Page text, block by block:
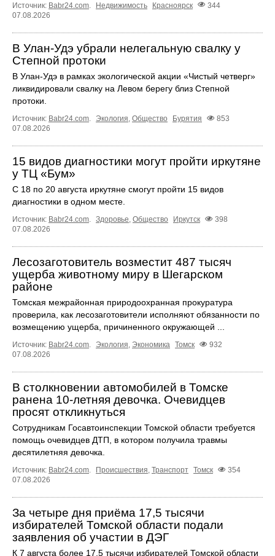
Источник: Babr24.com Недвижимость Красноярск
344
07.08.2026
В Улан-Удэ убрали нелегальную свалку у
Степной протоки
В Улан-Удэ в рамках экологической акции «Чистый четверг»
ликвидировали свалку на Левом берегу близ Степной
протоки.
Источник: Babr24.com Экология Общество Бурятия
853
07.08.2026
15 видов диагностики могут пройти иркутяне
у ТЦ «Бум»
С 18 по 20 августа иркутяне смогут пройти 15 видов
диагностики в одном месте.
Источник: Babr24.com Здоровье Общество Иркутск
398
07.08.2026
Лесозаготовитель возместит 487 тысяч
ущерба животному миру в Шегарском
районе
Томская межрайонная природоохранная прокуратура
проверила, как лесозаготовители исполняют обязанности по
возмещению ущерба, причиненного окружающей ...
Источник: Babr24.com. Экология, Экономика Томск
932
07.08.2026
В столкновении автомобилей в Томске
ранена 10-летняя девочка. Очевидцев
просят откликнуться
Сотрудникам Госавтоинспекции Томской области требуется
помощь очевидцев ДТП, в котором получила травмы
десятилетняя девочка.
Источник: Babr24.com. Происшествия, Транспорт Томск
354
07.08.2026
За четыре дня приёма 17,5 тысячи
избирателей Томской области подали
заявления об участии в ДЭГ
К 7 августа более 17,5 тысячи избирателей Томской области